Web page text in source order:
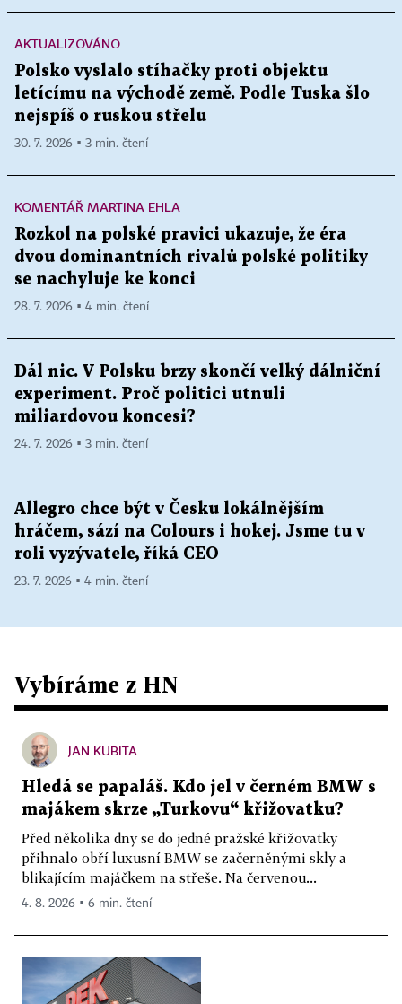
AKTUALIZOVÁNO
Polsko vyslalo stíhačky proti objektu
letícímu na východě země. Podle Tuska šlo
nejspíš o ruskou střelu
30. 7. 2026 ▪ 3 min. čtení
KOMENTÁŘ MARTINA EHLA
Rozkol na polské pravici ukazuje, že éra
dvou dominantních rivalů polské politiky
se nachyluje ke konci
28. 7. 2026 ▪ 4 min. čtení
Dál nic. V Polsku brzy skončí velký dálniční
experiment. Proč politici utnuli
miliardovou koncesi?
24. 7. 2026 ▪ 3 min. čtení
Allegro chce být v Česku lokálnějším
hráčem, sází na Colours i hokej. Jsme tu v
roli vyzývatele, říká CEO
23. 7. 2026 ▪ 4 min. čtení
Vybíráme z HN
JAN KUBITA
Hledá se papaláš. Kdo jel v černém BMW s
majákem skrze „Turkovu“ křižovatku?
Před několika dny se do jedné pražské křižovatky
přihnalo obří luxusní BMW se začerněnými skly a
blikajícím majáčkem na střeše. Na červenou...
4. 8. 2026 ▪ 6 min. čtení